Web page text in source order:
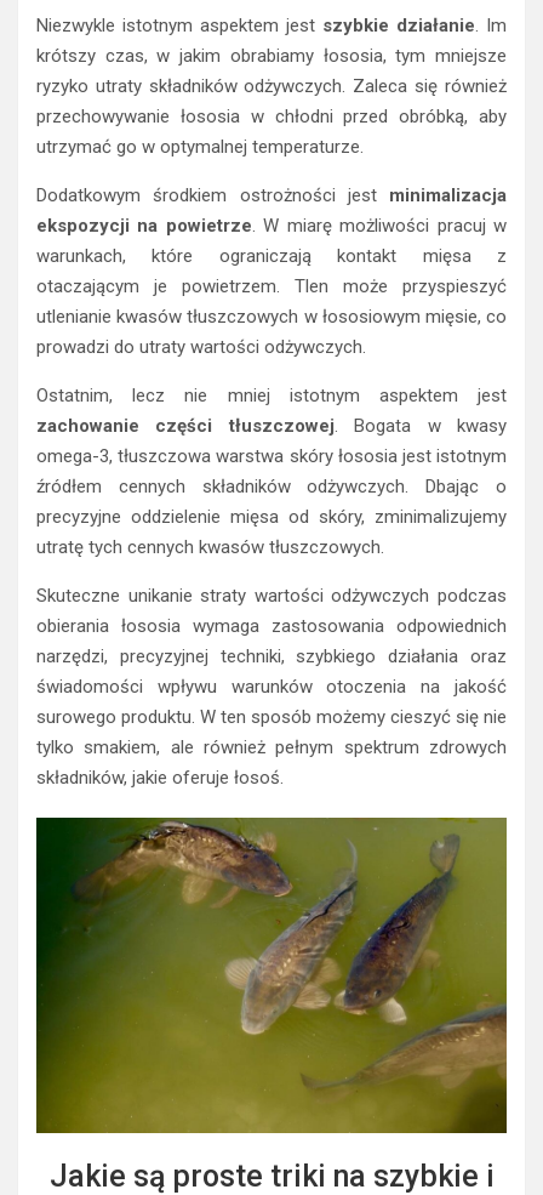
Niezwykle istotnym aspektem jest szybkie działanie. Im
krótszy czas, w jakim obrabiamy łososia, tym mniejsze
ryzyko utraty składników odżywczych. Zaleca się również
przechowywanie łososia w chłodni przed obróbką, aby
utrzymać go w optymalnej temperaturze.
Dodatkowym środkiem ostrożności jest minimalizacja
ekspozycji na powietrze. W miarę możliwości pracuj w
warunkach, które ograniczają kontakt mięsa z
otaczającym je powietrzem. Tlen może przyspieszyć
utlenianie kwasów tłuszczowych w łososiowym mięsie, co
prowadzi do utraty wartości odżywczych.
Ostatnim, lecz nie mniej istotnym aspektem jest
zachowanie części tłuszczowej. Bogata w kwasy
omega-3, tłuszczowa warstwa skóry łososia jest istotnym
źródłem cennych składników odżywczych. Dbając o
precyzyjne oddzielenie mięsa od skóry, zminimalizujemy
utratę tych cennych kwasów tłuszczowych.
Skuteczne unikanie straty wartości odżywczych podczas
obierania łososia wymaga zastosowania odpowiednich
narzędzi, precyzyjnej techniki, szybkiego działania oraz
świadomości wpływu warunków otoczenia na jakość
surowego produktu. W ten sposób możemy cieszyć się nie
tylko smakiem, ale również pełnym spektrum zdrowych
składników, jakie oferuje łosoś.
Jakie są proste triki na szybkie i